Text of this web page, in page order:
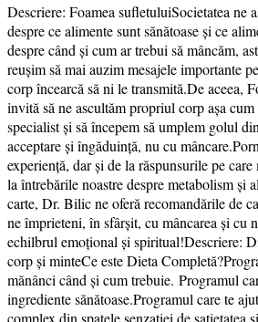
Descriere: Foamea sufletuluiSocietatea ne
despre ce alimente sunt sănătoase și ce
despre când și cum ar trebui să mâncăm,
reușim să mai auzim mesajele importante
corp încearcă să ni le transmită.De aceea,
invită să ne ascultăm propriul corp așa
specialist și să începem să umplem golul
acceptare și îngăduință, nu cu
experiență, dar și de la răspunsurile pe
la întrebările noastre despre metabolism și
carte, Dr. Bilic ne oferă recomandările de
ne împrieteni, în sfârșit, cu mâncarea și cu
echilbrul emoțional și spiritual!Descriere:
corp și minteCe este Dieta
mănânci când și cum trebuie. Programul
ingrediente sănătoase.Programul care te
complex din spatele senzației de sațietatea